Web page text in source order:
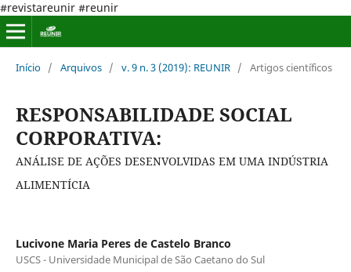
#revistareunir #reunir
Início / Arquivos / v. 9 n. 3 (2019): REUNIR / Artigos científicos
RESPONSABILIDADE SOCIAL
CORPORATIVA:
ANÁLISE DE AÇÕES DESENVOLVIDAS EM UMA INDÚSTRIA
ALIMENTÍCIA
Lucivone Maria Peres de Castelo Branco
USCS - Universidade Municipal de São Caetano do Sul